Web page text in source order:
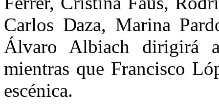
Carlos Daza, Marina
Álvaro Albiach dirigirá
mientras que Francisco
escénica.